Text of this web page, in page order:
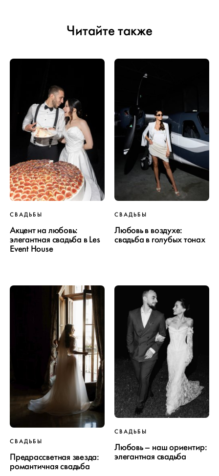
Читайте также
СВАДЬБЫ
Акцент на любовь:
элегантная свадьба в Les
Event House
СВАДЬБЫ
Любовь в воздухе:
свадьба в голубых тонах
СВАДЬБЫ
Предрассветная звезда:
романтичная свадьба
СВАДЬБЫ
Любовь – наш ориентир:
элегантная свадьба
ПРОЕКТ
СВАДЬБЫ
ОТ WEDDYWOOD